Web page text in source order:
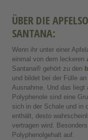
ÜBER DIE
SANTANA:
Wenn ihr unter einer
einmal von dem leckeren
Santana® gehört zu den
und bildet bei der Fülle
Ausnahme. Und das liegt
Polyphenole sind eine
sich in der Schale und in
enthält, desto
vertragen wird.
Polyphenolgehalt auf.